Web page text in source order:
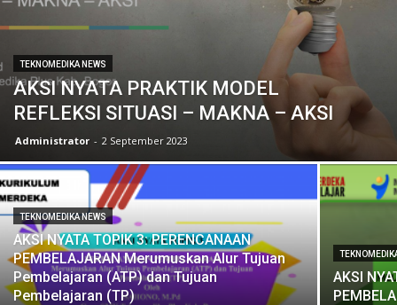
TEKNOMEDIKA NEWS
AKSI NYATA PRAKTIK MODEL
REFLEKSI SITUASI – MAKNA – AKSI
Administrator - 2 September 2023
TEKNOMEDIKA NEWS
AKSI NYATA TOPIK 3: PERENCANAAN
PEMBELAJARAN Merumuskan Alur Tujuan
Pembelajaran (ATP) dan Tujuan
Pembelajaran (TP)
AKSI